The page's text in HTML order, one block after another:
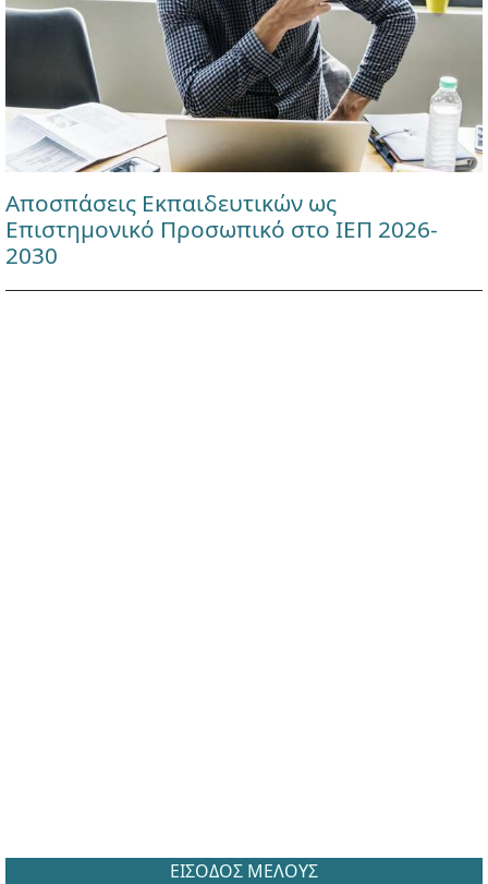
Αποσπάσεις Εκπαιδευτικών ως
Επιστημονικό Προσωπικό στο ΙΕΠ 2026-
2030
ΕΙΣΟΔΟΣ ΜΕΛΟΥΣ